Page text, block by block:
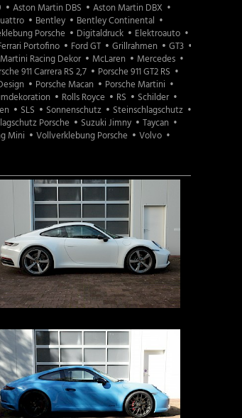
Aston Martin DBS
Aston Martin DBX
Bentley
Bentley Continental
Porsche Digitaldruck
Elektroauto
Portofino Ford GT Grillrahmen
GT3
Martini Racing Dekor McLaren
Mercedes
911 Carrera RS 2,7
Porsche 911 GT2 RS
Porsche Macan
Porsche Martini
Rolls Royce RS
Schilder
SLS Sonnenschutz
Steinschlagschutz
Porsche Suzuki Jimny
Taycan
Mini Vollverklebung Porsche
Volvo